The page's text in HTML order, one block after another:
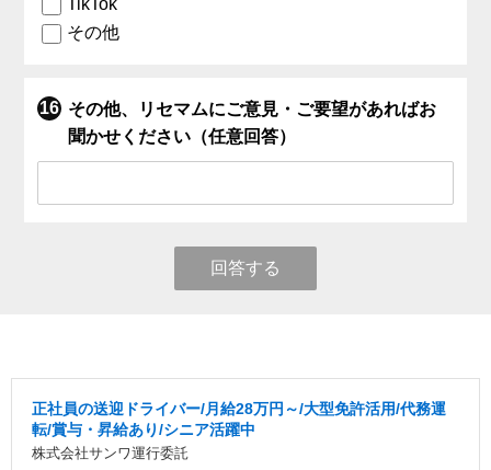
TikTok
その他
その他、リセマムにご意見・ご要望があればお
聞かせください（任意回答）
回答する
正社員の送迎ドライバー/月給28万円～/大型免許活用/代務運
転/賞与・昇給あり/シニア活躍中
株式会社サンワ運行委託